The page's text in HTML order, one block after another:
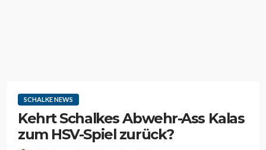
SCHALKE NEWS
Kehrt Schalkes Abwehr-Ass Kalas
zum HSV-Spiel zurück?